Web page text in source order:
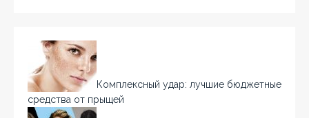
Комплексный удар: лучшие бюджетные
средства от прыщей